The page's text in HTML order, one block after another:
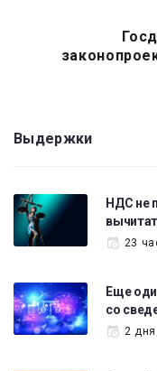
Выдержки
НДС не
23
Еще
со
2